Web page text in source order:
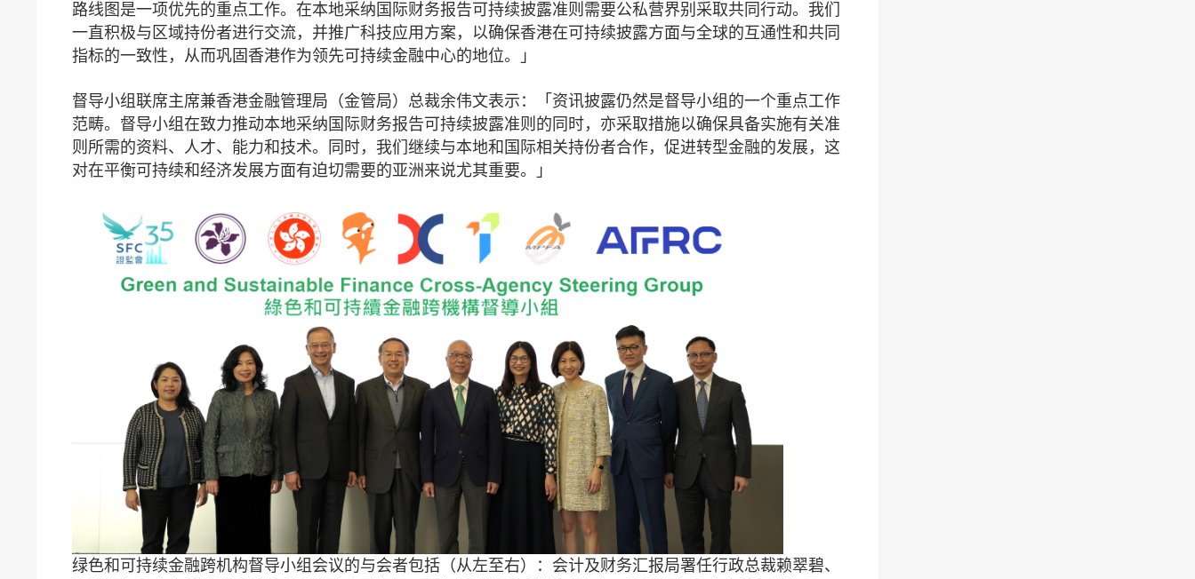
路线图是一项优先的重点工作。在本地采纳国际财务报告可持续披露准则需要公私营界别采取共同行动。我们
一直积极与区域持份者进行交流，并推广科技应用方案，以确保香港在可持续披露方面与全球的互通性和共同
指标的一致性，从而巩固香港作为领先可持续金融中心的地位。」
督导小组联席主席兼香港金融管理局（金管局）总裁余伟文表示：「资讯披露仍然是督导小组的一个重点工作
范畴。督导小组在致力推动本地采纳国际财务报告可持续披露准则的同时，亦采取措施以确保具备实施有关准
则所需的资料、人才、能力和技术。同时，我们继续与本地和国际相关持份者合作，促进转型金融的发展，这
对在平衡可持续和经济发展方面有迫切需要的亚洲来说尤其重要。」
绿色和可持续金融跨机构督导小组会议的与会者包括（从左至右）：会计及财务汇报局署任行政总裁赖翠碧、